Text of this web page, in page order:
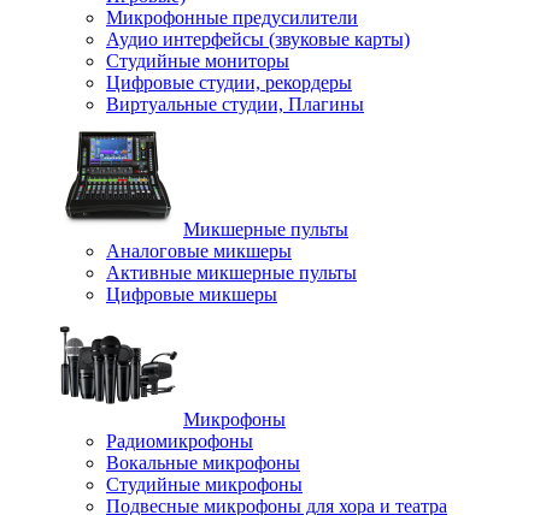
Микрофонные предусилители
Аудио интерфейсы (звуковые карты)
Студийные мониторы
Цифровые студии, рекордеры
Виртуальные студии, Плагины
Микшерные пульты
Аналоговые микшеры
Активные микшерные пульты
Цифровые микшеры
Микрофоны
Радиомикрофоны
Вокальные микрофоны
Студийные микрофоны
Подвесные микрофоны для хора и театра